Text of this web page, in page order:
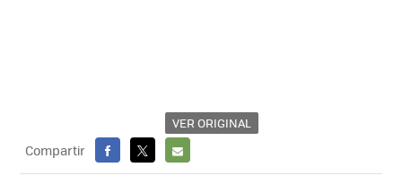
VER ORIGINAL
Compartir
FACEBOOK
X
E-